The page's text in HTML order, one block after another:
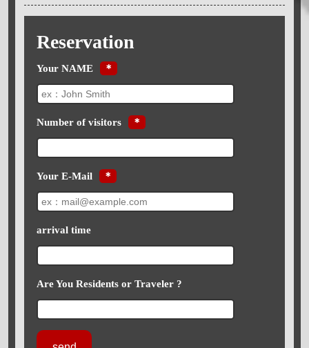
Reservation
Your NAME ＊
Number of visitors ＊
Your E-Mail ＊
arrival time
Are You Residents or Traveler ?